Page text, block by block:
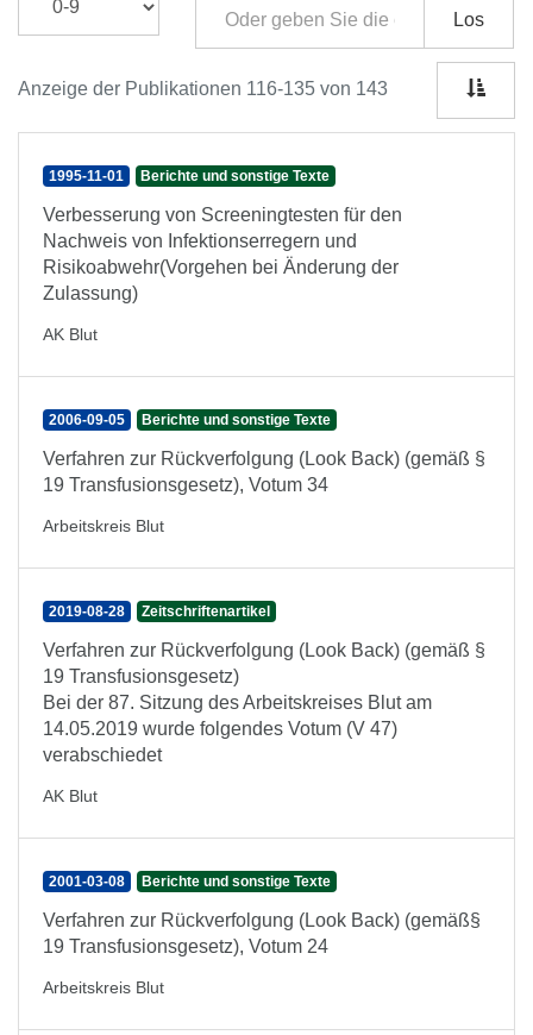
Los
Anzeige der Publikationen 116-135 von 143
1995-11-01 Berichte und sonstige Texte
Verbesserung von Screeningtesten für den
Nachweis von Infektionserregern und
Risikoabwehr(Vorgehen bei Änderung der
Zulassung)
AK Blut
2006-09-05 Berichte und sonstige Texte
Verfahren zur Rückverfolgung (Look Back) (gemäß §
19 Transfusionsgesetz), Votum 34
Arbeitskreis Blut
2019-08-28 Zeitschriftenartikel
Verfahren zur Rückverfolgung (Look Back) (gemäß §
19 Transfusionsgesetz)
Bei der 87. Sitzung des Arbeitskreises Blut am
14.05.2019 wurde folgendes Votum (V 47)
verabschiedet
AK Blut
2001-03-08 Berichte und sonstige Texte
Verfahren zur Rückverfolgung (Look Back) (gemäß§
19 Transfusionsgesetz), Votum 24
Arbeitskreis Blut